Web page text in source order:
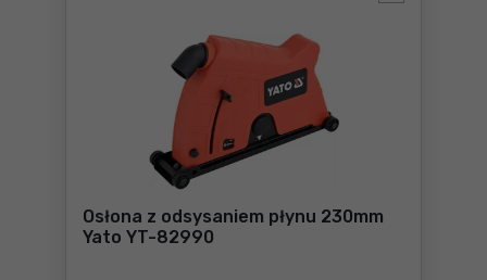
Osłona z odsysaniem płynu 230mm
Yato YT-82990